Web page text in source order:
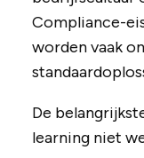
Compliance-
worden vaak
De
learning niet